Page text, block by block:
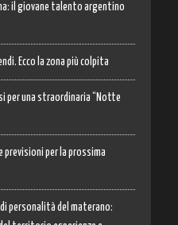
il giovane talento argentino
Ecco la zona più colpita
per una straordinaria “Notte
previsioni per la prossima
personalità del materano: